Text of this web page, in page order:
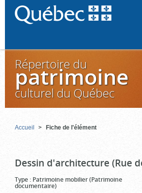
Répertoire du
patrimoine
culturel du Québec
Accueil Fiche de l'élément
Dessin d'architecture (Rue
Type : Patrimoine mobilier (Patrimoine
documentaire)